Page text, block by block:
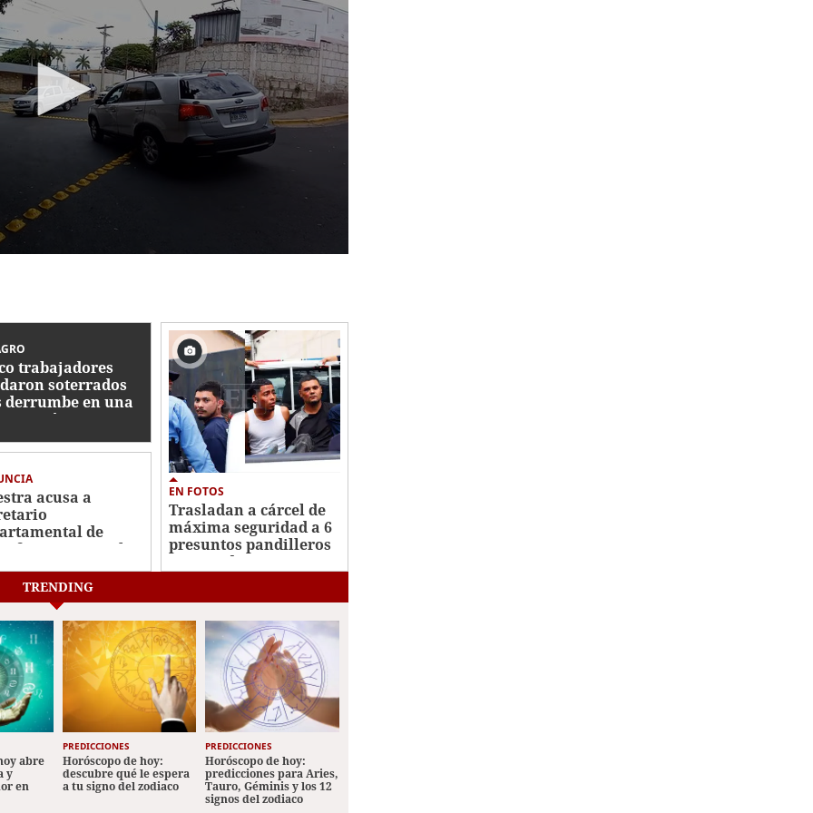
trabajadores
soterrados
derrumbe en una
en
acusa a
de
favores sexuales
de una plaza
EN FOTOS
Trasladan a cárcel de
máxima seguridad a 6
presuntos pandilleros
capturados en San
TRENDING
abre
y
en
PREDICCIONES
Horóscopo de hoy:
descubre qué le espera
a tu signo del zodiaco
PREDICCIONES
Horóscopo de hoy:
predicciones para Aries,
Tauro, Géminis y los 12
signos del zodiaco